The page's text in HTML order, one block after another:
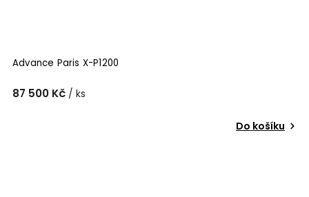
Advance Paris X-P1200
87 500 Kč / ks
Do košíku